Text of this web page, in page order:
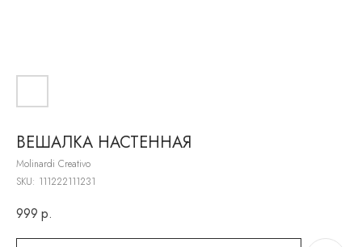
ВЕШАЛКА НАСТЕННАЯ
Molinardi Creativo
SKU: 111222111231
999 р.